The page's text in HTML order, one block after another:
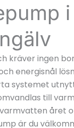
i
kräver ingen
energisnål
systemet
till
året
är du